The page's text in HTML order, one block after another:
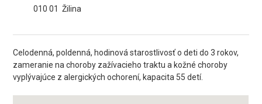
010 01 Žilina
Celodenná, poldenná, hodinová starostlivosť o deti do 3 rokov,
zameranie na choroby zažívacieho traktu a kožné choroby
vyplývajúce z alergických ochorení, kapacita 55 detí.